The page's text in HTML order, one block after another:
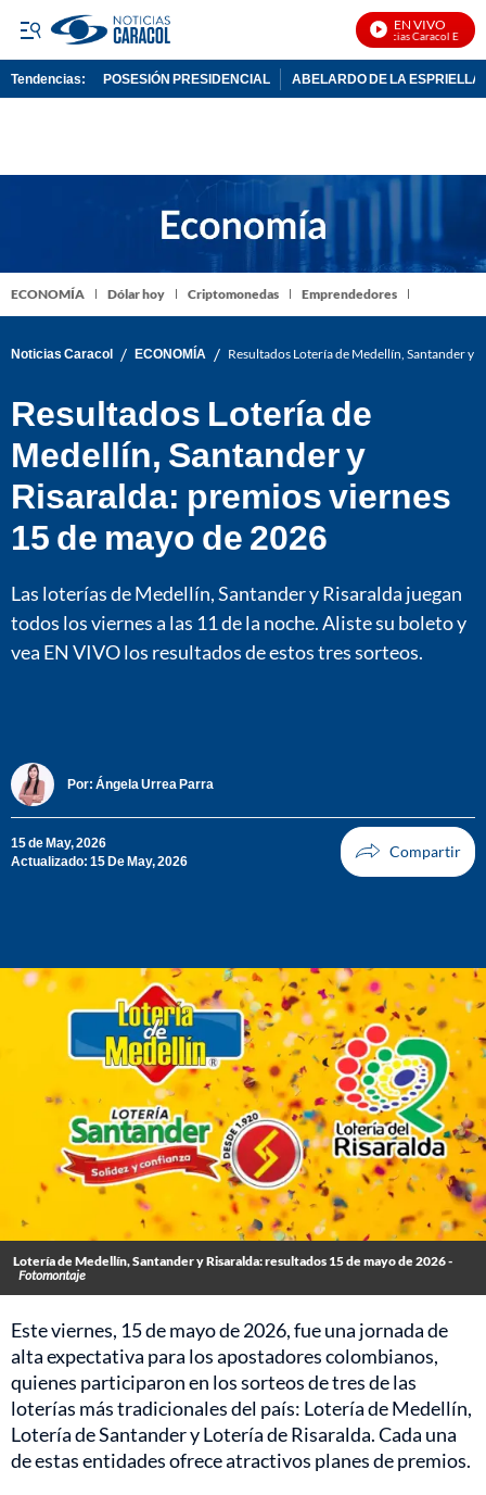
EN VIVO
Noticias Caracol En Vivo
Tendencias: POSESIÓN PRESIDENCIAL ABELARDO DE LA ESPRIELLA
ECONOMÍA Dólar hoy Criptomonedas Emprendedores
Noticias Caracol / ECONOMÍA / Resultados Lotería de Medellín, Santander y
Resultados Lotería de
Medellín, Santander y
Risaralda: premios viernes
15 de mayo de 2026
Las loterías de Medellín, Santander y Risaralda juegan
todos los viernes a las 11 de la noche. Aliste su boleto y
vea EN VIVO los resultados de estos tres sorteos.
Por: Ángela Urrea Parra
15 de May, 2026
Actualizado: 15 De May, 2026
Lotería de Medellín, Santander y Risaralda: resultados 15 de mayo de 2026 -
Fotomontaje
Este viernes, 15 de mayo de 2026, fue una jornada de
alta expectativa para los apostadores colombianos,
quienes participaron en los sorteos de tres de las
loterías más tradicionales del país: Lotería de Medellín,
Lotería de Santander y Lotería de Risaralda. Cada una
de estas entidades ofrece atractivos planes de premios.